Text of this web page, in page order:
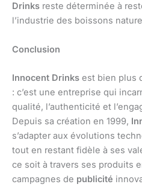
Drinks reste déterminée à
l’industrie des boissons
Conclusion
Innocent Drinks est bien plus
: c’est une entreprise qui
qualité, l’authenticité et
Depuis sa création en 1999,
s’adapter aux évolutions
tout en restant fidèle à ses
ce soit à travers ses produits
campagnes de publicité